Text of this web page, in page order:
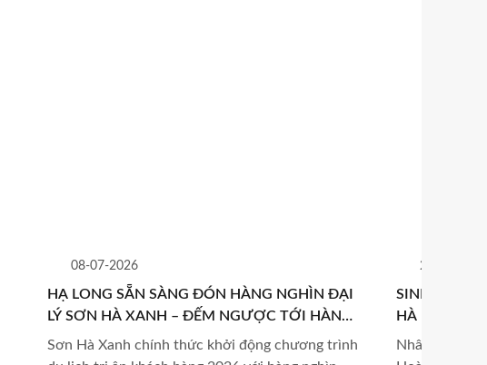
08-07-2026
HẠ LONG SẴN SÀNG ĐÓN HÀNG NGHÌN ĐẠI
LÝ SƠN HÀ XANH – ĐẾM NGƯỢC TỚI HÀNH
TRÌNH BÙNG NỔ MÙA HÈ 2026
Sơn Hà Xanh chính thức khởi động chương trình
25-06-2026
SINH NHẬT
HÀ – DẤU
NHỮNG GIÁ
Nhân dịp